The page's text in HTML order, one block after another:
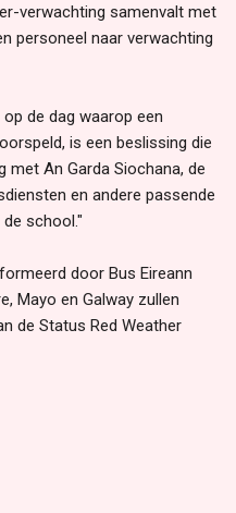
verwachting samenvalt met
personeel naar verwachting
de dag waarop een
is een beslissing die
An Garda Siochana, de
en andere passende
school."
door Bus Eireann
Mayo en Galway zullen
de Status Red Weather